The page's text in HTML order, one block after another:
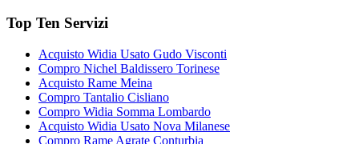
Top Ten Servizi
Acquisto Widia Usato Gudo Visconti
Compro Nichel Baldissero Torinese
Acquisto Rame Meina
Compro Tantalio Cisliano
Compro Widia Somma Lombardo
Acquisto Widia Usato Nova Milanese
Compro Rame Agrate Conturbia